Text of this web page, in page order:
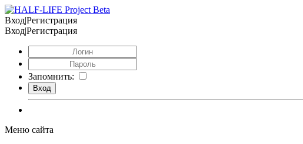
Вход|Регистрация
Вход|Регистрация
Запомнить:
Меню сайта